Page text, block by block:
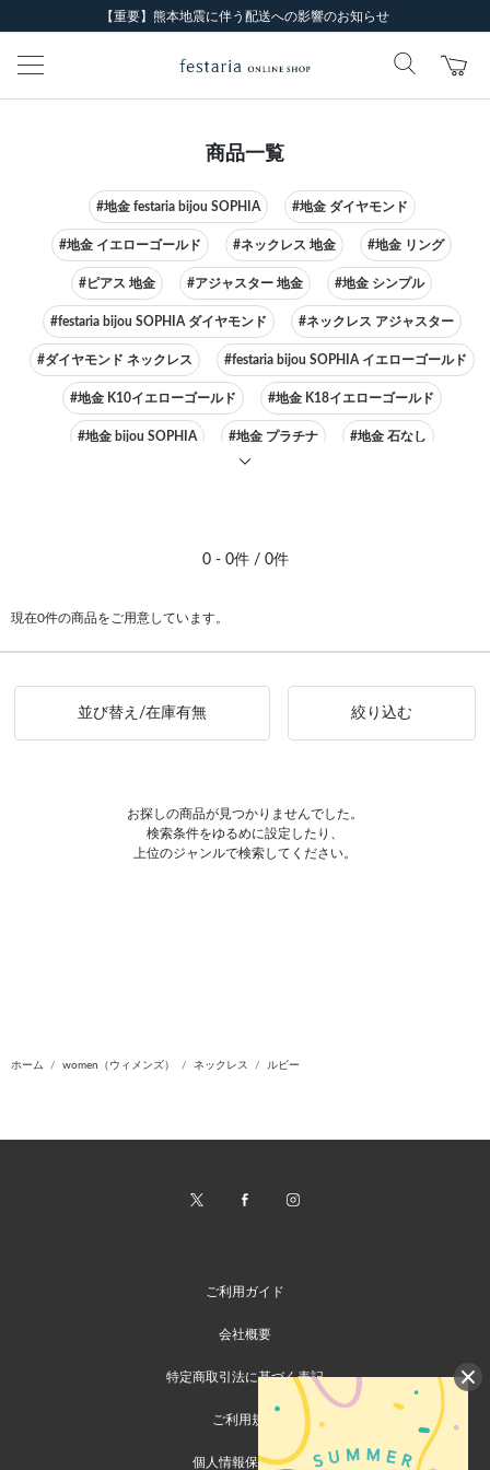
【重要】熊本地震に伴う配送への影響のお知らせ
商品一覧
#地金 festaria bijou SOPHIA #地金 ダイヤモンド
#地金 イエローゴールド #ネックレス 地金 #地金 リング
#ピアス 地金 #アジャスター 地金 #地金 シンプル
#festaria bijou SOPHIA ダイヤモンド #ネックレス アジャスター
#ダイヤモンド ネックレス #festaria bijou SOPHIA イエローゴールド
#地金 K10イエローゴールド #地金 K18イエローゴールド
#地金 bijou SOPHIA #地金 プラチナ #地金 石なし
0 - 0件 / 0件
現在0件の商品をご用意しています。
並び替え/在庫有無 絞り込む
お探しの商品が見つかりませんでした。
検索条件をゆるめに設定したり、
上位のジャンルで検索してください。
ホーム women（ウィメンズ） ネックレス ルビー
ご利用ガイド
会社概要
特定商取引法に基づく表記
ご利用規約
個人情報保護方針